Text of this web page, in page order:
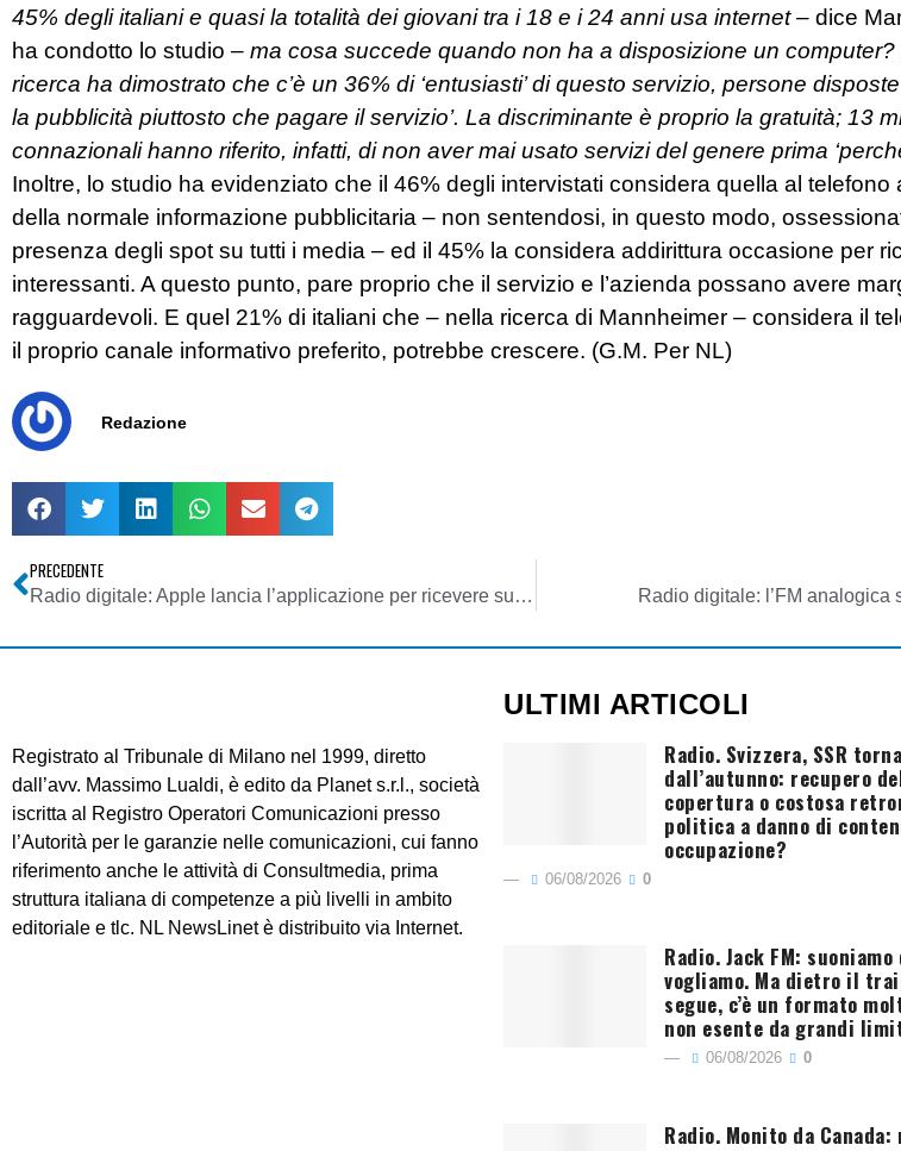
45% degli italiani e quasi la totalità dei giovani tra i 18 e i 24 anni usa internet – dice
ha condotto lo studio – ma cosa succede quando non ha a disposizione un computer?
ricerca ha dimostrato che c’è un 36% di ‘entusiasti’ di questo servizio, persone
la pubblicità piuttosto che pagare il servizio’. La discriminante è proprio la gratuità; 13
connazionali hanno riferito, infatti, di non aver mai usato servizi del genere prima
Inoltre, lo studio ha evidenziato che il 46% degli intervistati considera quella al telefono
della normale informazione pubblicitaria – non sentendosi, in questo modo,
presenza degli spot su tutti i media – ed il 45% la considera addirittura occasione per
interessanti. A questo punto, pare proprio che il servizio e l’azienda possano avere
ragguardevoli. E quel 21% di italiani che – nella ricerca di Mannheimer – considera il
il proprio canale informativo preferito, potrebbe crescere. (G.M. Per NL)
Redazione
PRECEDENTE
Radio digitale: Apple lancia l’applicazione per ricevere su iPhone 600 radio italiane (via etere e web) Radio digitale: l’FM analogica
Registrato al Tribunale di Milano nel 1999, diretto
dall’avv. Massimo Lualdi, è edito da Planet s.r.l., società
iscritta al Registro Operatori Comunicazioni presso
l’Autorità per le garanzie nelle comunicazioni, cui fanno
riferimento anche le attività di Consultmedia, prima
struttura italiana di competenze a più livelli in ambito
editoriale e tlc. NL NewsLinet è distribuito via Internet.
ULTIMI ARTICOLI
Radio. Svizzera, SSR
dall’autunno: recupero
copertura o costosa
politica a danno di
occupazione?
06/08/2026 0
Radio. Jack FM:
vogliamo. Ma dietro il
segue, c’è un formato
non esente da grandi
06/08/2026 0
Radio. Monito da Canada: